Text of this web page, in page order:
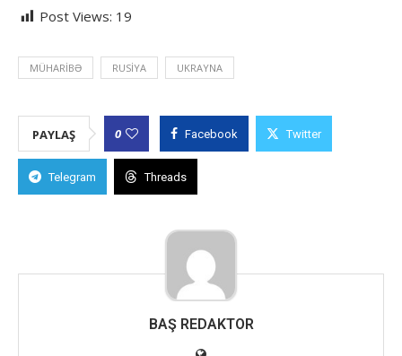
Post Views: 19
MÜHARIBƏ RUSIYA UKRAYNA
PAYLAŞ 0 Facebook Twitter
Telegram Threads
BAŞ REDAKTOR